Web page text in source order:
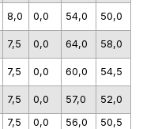
8,0 0,0 54,0 50,0
7,5 0,0 64,0 58,0
7,5 0,0 60,0 54,5
7,5 0,0 57,0
52,0
7,5 0,0 56,0
50,5